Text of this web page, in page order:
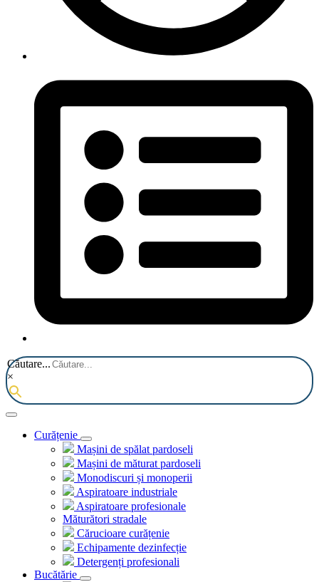
Căutare...
×
Curățenie
Mașini de spălat pardoseli
Mașini de măturat pardoseli
Monodiscuri și monoperii
Aspiratoare industriale
Aspiratoare profesionale
Măturători stradale
Cărucioare curățenie
Echipamente dezinfecție
Detergenți profesionali
Bucătărie